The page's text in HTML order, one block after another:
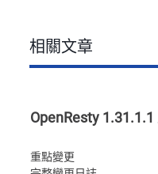
相關文章
OpenResty
重點變更